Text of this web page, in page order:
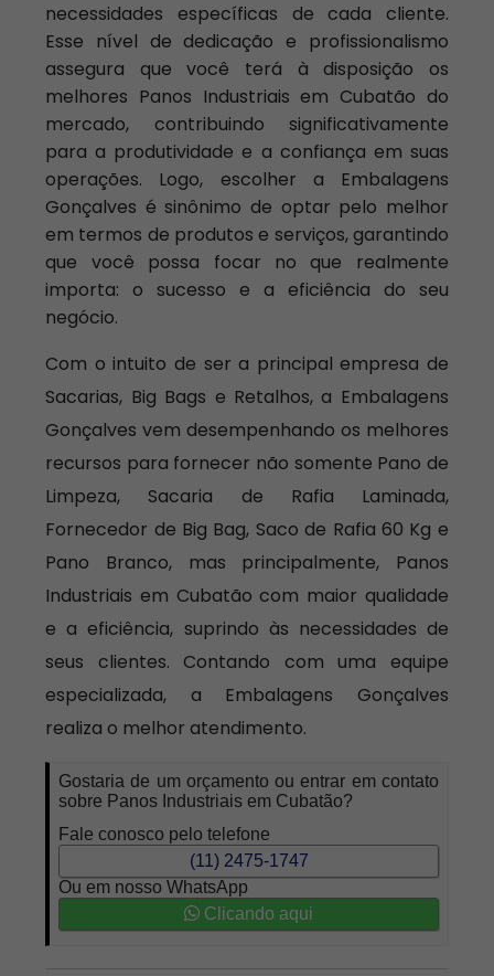
necessidades específicas de cada cliente.
Esse nível de dedicação e profissionalismo
assegura que você terá à disposição os
melhores Panos Industriais em Cubatão do
mercado, contribuindo significativamente
para a produtividade e a confiança em suas
operações. Logo, escolher a Embalagens
Gonçalves é sinônimo de optar pelo melhor
em termos de produtos e serviços, garantindo
que você possa focar no que realmente
importa: o sucesso e a eficiência do seu
negócio.
Com o intuito de ser a principal empresa de
Sacarias, Big Bags e Retalhos, a Embalagens
Gonçalves vem desempenhando os melhores
recursos para fornecer não somente Pano de
Limpeza, Sacaria de Rafia Laminada,
Fornecedor de Big Bag, Saco de Rafia 60 Kg e
Pano Branco, mas principalmente, Panos
Industriais em Cubatão com maior qualidade
e a eficiência, suprindo às necessidades de
seus clientes. Contando com uma equipe
especializada, a Embalagens Gonçalves
realiza o melhor atendimento.
Gostaria de um orçamento ou entrar em contato
sobre Panos Industriais em Cubatão?
Fale conosco pelo telefone
(11) 2475-1747
Ou em nosso WhatsApp
Clicando aqui